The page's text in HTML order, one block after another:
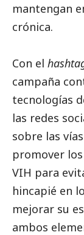
mantengan
crónica.
Con el
campaña
tecnologías
las redes
sobre las
promover
VIH para
hincapié en
mejorar su
ambos